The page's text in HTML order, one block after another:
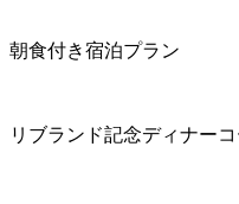
朝食付き宿泊プラン
リブランド記念ディナー